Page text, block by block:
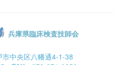
兵庫県臨床検査技師会
中央区八幡通4-1-38